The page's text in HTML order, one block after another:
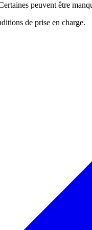
peuvent être
de prise en charge.